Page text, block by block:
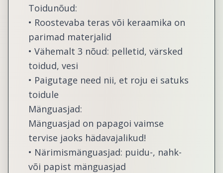
Toidunõud:
• Roostevaba teras või keraamika on
parimad materjalid
• Vähemalt 3 nõud: pelletid, värsked
toidud, vesi
• Paigutage need nii, et roju ei satuks
toidule
Mänguasjad:
Mänguasjad on papagoi vaimse
tervise jaoks hädavajalikud!
• Närimismänguasjad: puidu-, nahk-
või papist mänguasjad